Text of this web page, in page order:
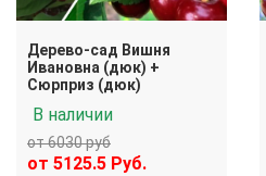
Дерево-сад Вишня
Ивановна (дюк) +
Сюрприз (дюк)
В наличии
от 6030 руб
от 5125.5 Руб.